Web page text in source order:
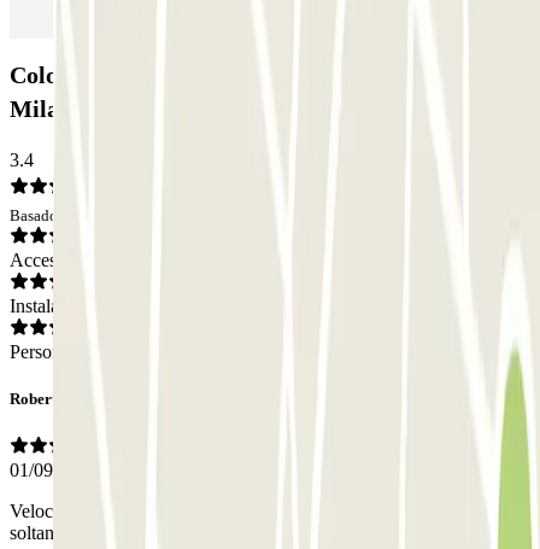
Colossum Parking - Car Valet - Aeroporto di
Milano Malpensa - Coperto: Opiniones
3.4
Basado en 9 opiniones
Acceso
Instalaciones
Personal
Roberto
01/09/2024
Veloci, flessibili, professionali. Ho steso la macchina 15 minuti
soltanto